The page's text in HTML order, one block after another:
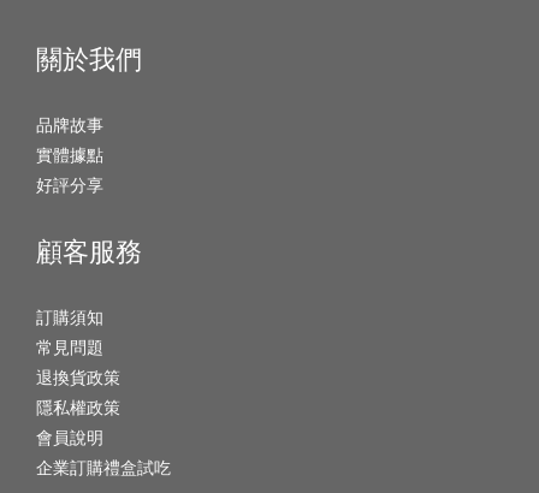
關於我們
品牌故事
實體據點
好評分享
顧客服務
訂購須知
常見問題
退換貨政策
隱私權政策
會員說明
企業訂購禮盒試吃